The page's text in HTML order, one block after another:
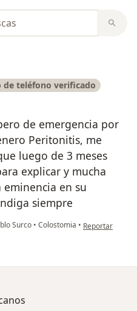
de teléfono verificado
de emergencia por
Peritonitis, me
luego de 3 meses
explicar y mucha
en su
siempre
Surco • Colostomia • en opinión del
Reportar